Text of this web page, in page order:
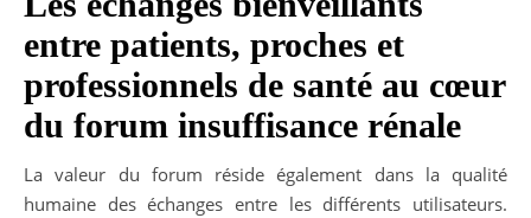
entre patients, proches et
professionnels de santé au cœur
du forum insuffisance rénale
La valeur du forum réside également dans la qualité
humaine des échanges entre les différents utilisateurs.